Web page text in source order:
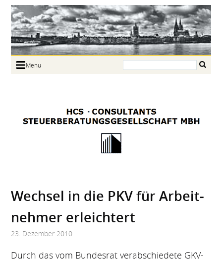
Menu
Links
Wechsel in die PKV für Arbeit­
nehmer erleich­tert
23. Dezember 2010
Durch das vom Bundesrat verabschiedete GKV-